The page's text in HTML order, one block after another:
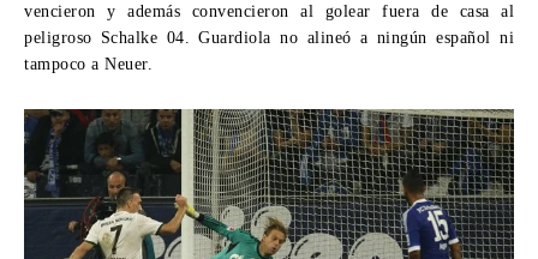
vencieron y además convencieron al golear fuera de casa al
peligroso Schalke 04. Guardiola no alineó a ningún español ni
tampoco a Neuer.